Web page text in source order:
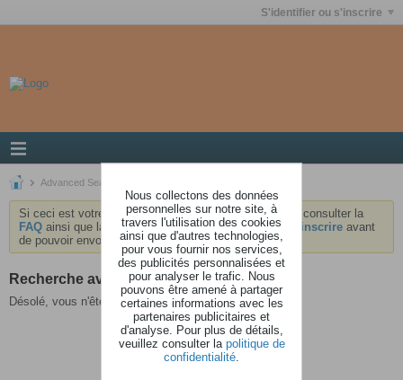
S'identifier ou s'inscrire
Advanced Search
Si ceci est votre première visite, nous vous invitons à consulter la
FAQ ainsi que la chartedu forum . Vous devrez vous inscrire avant
de pouvoir envoyer des messages.
Recherche avancée
Désolé, vous n'êtes pas autorisé à voir cette page.
Nous collectons des données
personnelles sur notre site, à
travers l'utilisation des cookies
ainsi que d'autres technologies,
pour vous fournir nos services,
des publicités personnalisées et
pour analyser le trafic. Nous
pouvons être amené à partager
certaines informations avec les
partenaires publicitaires et
d'analyse. Pour plus de détails,
veuillez consulter la politique de
confidentialité